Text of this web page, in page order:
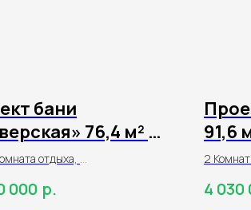
бани
76,4 м² из
отдыха,
терраса
000 р.
91,6
2
1
4 030